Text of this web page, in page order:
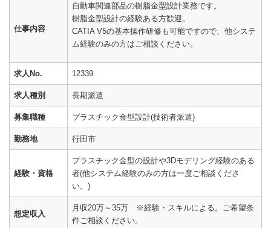
仕事内容
自動車関連部品の樹脂金型設計業務です。
樹脂金型設計の経験ある方歓迎。
CATIA V5の基本操作研修も可能ですので、他システ
ム経験のみの方はご相談ください。
求人No. 12339
求人種別 長期派遣
募集職種 プラスチック金型設計(技術者派遣)
勤務地 行田市
経験・資格
プラスチック金型の設計や3Dモデリング経験のある
者(他システム経験のみの方は一度ご相談くださ
い。)
想定収入
月収20万～35万 ※経験・スキルによる。ご希望条
件ご相談ください。